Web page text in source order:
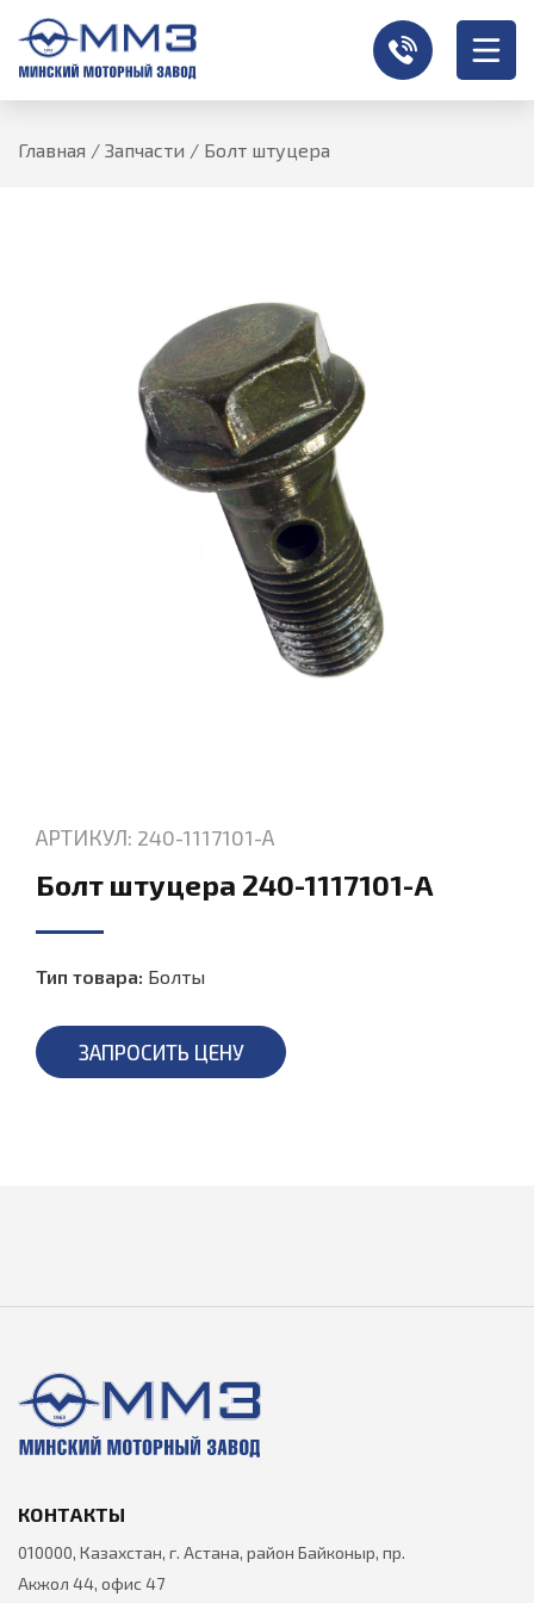
Главная / Запчасти / Болт штуцера
АРТИКУЛ: 240-1117101-А
Болт штуцера 240-1117101-А
Тип товара: Болты
ЗАПРОСИТЬ ЦЕНУ
КОНТАКТЫ
010000, Казахстан, г. Астана, район Байконыр, пр.
Акжол 44, офис 47